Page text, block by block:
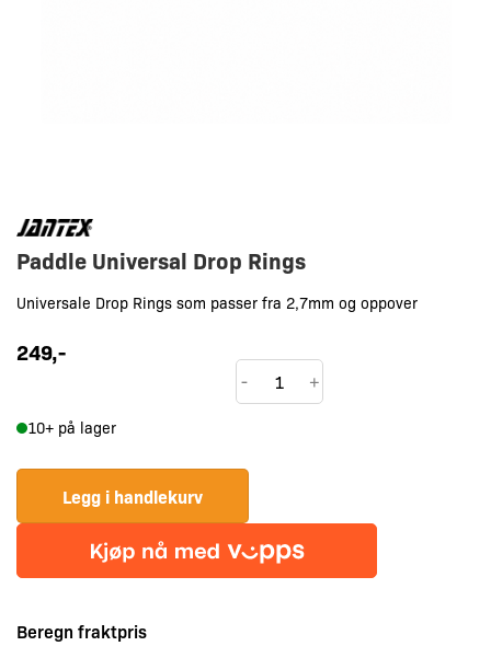
Paddle Universal Drop Rings
Universale Drop Rings som passer fra 2,7mm og oppover
249,-
Paddle
Universal
- +
10+ på lager
Legg i handlekurv
Beregn fraktpris